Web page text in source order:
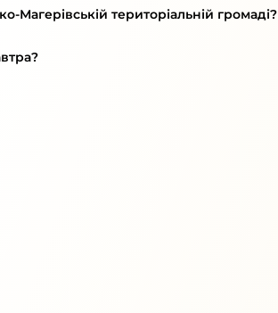
Магерівській територіальній громаді?